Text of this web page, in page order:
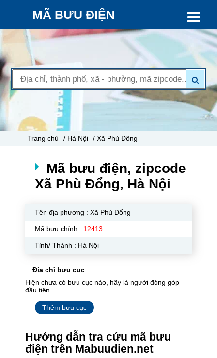
MÃ BƯU ĐIỆN
Trang chủ / Hà Nội / Xã Phù Đổng
Mã bưu điện, zipcode
Xã Phù Đổng, Hà Nội
Tên địa phương : Xã Phù Đổng
Mã bưu chính : 12413
Tỉnh/ Thành : Hà Nội
Địa chỉ bưu cục
Hiện chưa có bưu cục nào, hãy là người đóng góp
đầu tiên
Thêm bưu cục
Hướng dẫn tra cứu mã bưu
điện trên Mabuudien.net